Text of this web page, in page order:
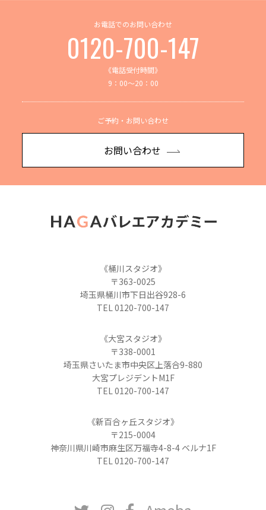
お電話でのお問い合わせ
0120-700-147
《電話受付時間》
9：00～20：00
ご予約・お問い合わせ
お問い合わせ
《桶川スタジオ》
〒363-0025
埼玉県桶川市下日出谷928-6
TEL 0120-700-147
《大宮スタジオ》
〒338-0001
埼玉県さいたま市中央区上落合9-880
大宮プレジデントM1F
TEL 0120-700-147
《新百合ヶ丘スタジオ》
〒215-0004
神奈川県川崎市麻生区万福寺4-8-4 ベルナ1F
TEL 0120-700-147